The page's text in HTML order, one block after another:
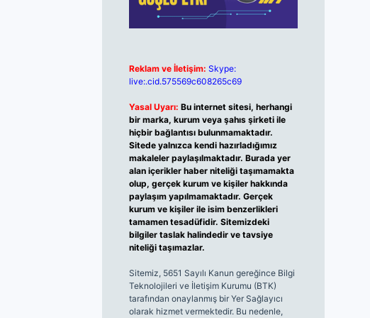
Reklam ve İletişim: Skype:
live:.cid.575569c608265c69
Yasal Uyarı: Bu internet sitesi, herhangi
bir marka, kurum veya şahıs şirketi ile
hiçbir bağlantısı bulunmamaktadır.
Sitede yalnızca kendi hazırladığımız
makaleler paylaşılmaktadır. Burada yer
alan içerikler haber niteliği taşımamakta
olup, gerçek kurum ve kişiler hakkında
paylaşım yapılmamaktadır. Gerçek
kurum ve kişiler ile isim benzerlikleri
tamamen tesadüfidir. Sitemizdeki
bilgiler taslak halindedir ve tavsiye
niteliği taşımazlar.
Sitemiz, 5651 Sayılı Kanun gereğince Bilgi
Teknolojileri ve İletişim Kurumu (BTK)
tarafından onaylanmış bir Yer Sağlayıcı
olarak hizmet vermektedir. Bu nedenle,